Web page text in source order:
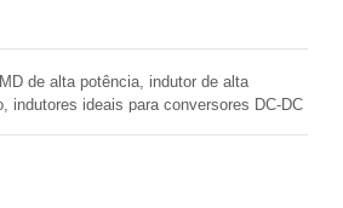
de alta potência, indutor de alta
indutores ideais para conversores DC-DC